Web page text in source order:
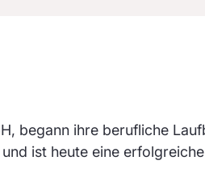
begann ihre berufliche
ist heute eine